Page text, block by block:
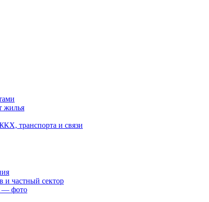
жилья
транспорта и связи
и частный сектор
— фото